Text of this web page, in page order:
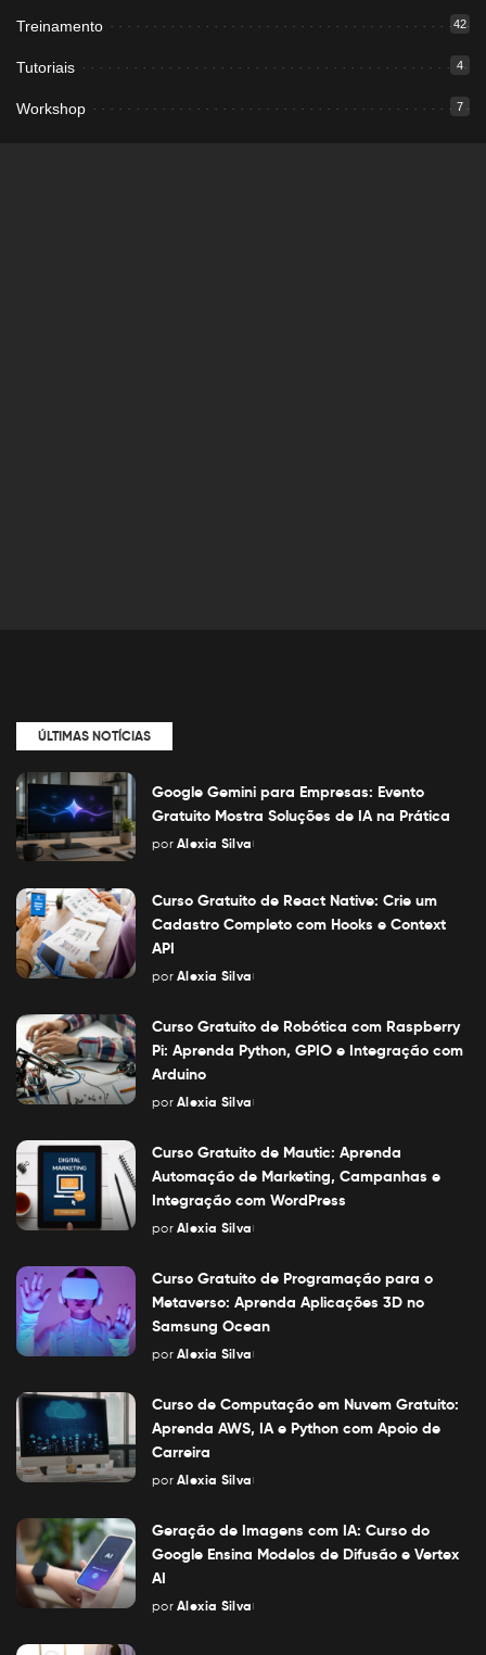
Treinamento 42
Tutoriais 4
Workshop 7
ÚLTIMAS NOTÍCIAS
Google Gemini para Empresas: Evento
Gratuito Mostra Soluções de IA na Prática
Posted
por Alexia Silva
Curso Gratuito de React Native: Crie um
Cadastro Completo com Hooks e Context
API
Posted
por Alexia Silva
Curso Gratuito de Robótica com Raspberry
Pi: Aprenda Python, GPIO e Integração com
Arduino
Posted
por Alexia Silva
Curso Gratuito de Mautic: Aprenda
Automação de Marketing, Campanhas e
Integração com WordPress
Posted
por Alexia Silva
Curso Gratuito de Programação para o
Metaverso: Aprenda Aplicações 3D no
Samsung Ocean
Posted
por Alexia Silva
Curso de Computação em Nuvem Gratuito:
Aprenda AWS, IA e Python com Apoio de
Carreira
Posted
por Alexia Silva
Geração de Imagens com IA: Curso do
Google Ensina Modelos de Difusão e Vertex
AI
Posted
por Alexia Silva